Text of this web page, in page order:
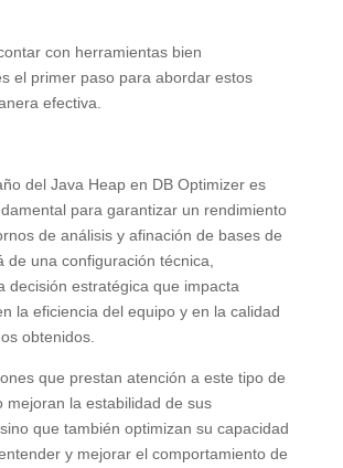
con herramientas bien
el primer paso para abordar estos
efectiva.
del Java Heap en DB Optimizer es
para garantizar un rendimiento
de análisis y afinación de bases de
de una configuración técnica,
decisión estratégica que impacta
la eficiencia del equipo y en la calidad
obtenidos.
que prestan atención a este tipo de
mejoran la estabilidad de sus
que también optimizan su capacidad
y mejorar el comportamiento de